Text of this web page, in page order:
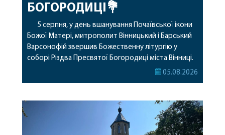
БОГОРОДИЦІ💐
5 серпня, у день вшанування Почаївської ікони
Божої Матері, митрополит Вінницький і Барський
Варсонофій звершив Божественну літургію у
соборі Різдва Пресвятої Богородиці міста Вінниці.
Його Високопреосвященству співслужили
священному сані. Під час богослужіння підносилися
особливі молитви за мир в Україні, за воїнів, які
05.08.2026